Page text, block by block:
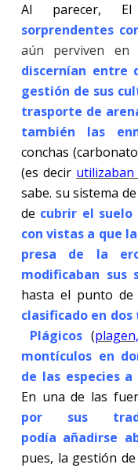
Al parecer,
sorprendentes
aún perviven en
discernían entre
gestión de sus
trasporte de
también las
conchas
(es decir
sabe. su sistema
de cubrir el suelo
con vistas a que
presa de la
modificaban sus
hasta el punto de
clasificado en
Plágicos(
montículos en
de las especies
En una de las
por sus
podía añadirse
pues, la gestión